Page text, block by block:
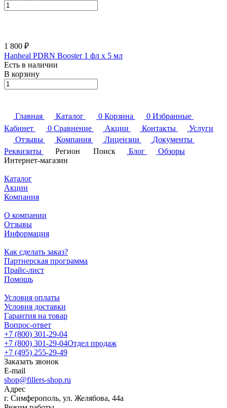
1 800 ₽
Hanheal PDRN Booster 1 фл х 5 мл
Есть в наличии
В корзину
Главная Каталог 0 Корзина 0 Избранные
Кабинет
0 Сравнение Акции Контакты
Услуги
Отзывы
Компания Лицензии
Документы
Реквизиты
Регион Поиск Блог
Обзоры
Интернет-магазин
Каталог
Акции
Компания
О компании
Отзывы
Информация
Как сделать заказ?
Партнерская программа
Прайс-лист
Помощь
Условия оплаты
Условия доставки
Гарантия на товар
Вопрос-ответ
+7 (800) 301-29-04
+7 (800) 301-29-04Отдел продаж
+7 (495) 255-29-49
Заказать звонок
E-mail
shop@fillers-shop.ru
Адрес
г. Симферополь, ул. Желябова, 44а